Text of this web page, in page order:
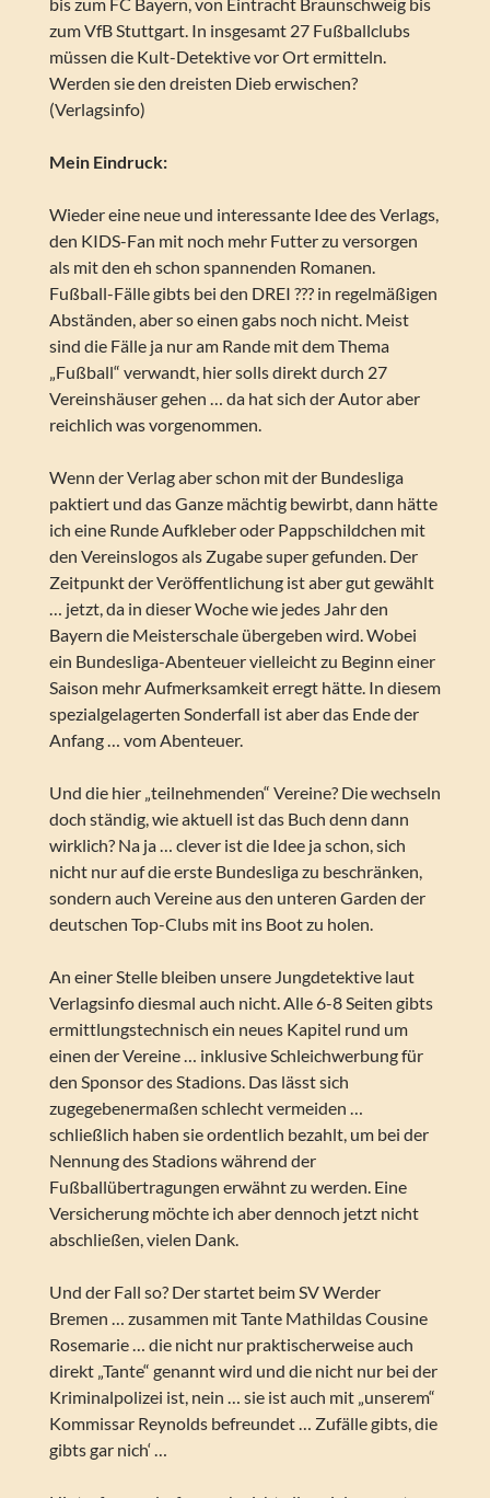
zum VfB Stuttgart. In insgesamt 27 Fußballclubs
müssen die Kult-Detektive vor Ort ermitteln.
Werden sie den dreisten Dieb erwischen?
(Verlagsinfo)
Mein Eindruck:
Wieder eine neue und interessante Idee des Verlags,
den KIDS-Fan mit noch mehr Futter zu versorgen
als mit den eh schon spannenden Romanen.
Fußball-Fälle gibts bei den DREI ??? in regelmäßigen
Abständen, aber so einen gabs noch nicht. Meist
sind die Fälle ja nur am Rande mit dem Thema
„Fußball“ verwandt, hier solls direkt durch 27
Vereinshäuser gehen … da hat sich der Autor aber
reichlich was vorgenommen.
Wenn der Verlag aber schon mit der Bundesliga
paktiert und das Ganze mächtig bewirbt, dann hätte
ich eine Runde Aufkleber oder Pappschildchen mit
den Vereinslogos als Zugabe super gefunden. Der
Zeitpunkt der Veröffentlichung ist aber gut gewählt
… jetzt, da in dieser Woche wie jedes Jahr den
Bayern die Meisterschale übergeben wird. Wobei
ein Bundesliga-Abenteuer vielleicht zu Beginn einer
Saison mehr Aufmerksamkeit erregt hätte. In diesem
spezialgelagerten Sonderfall ist aber das Ende der
Anfang … vom Abenteuer.
Und die hier „teilnehmenden“ Vereine? Die wechseln
doch ständig, wie aktuell ist das Buch denn dann
wirklich? Na ja … clever ist die Idee ja schon, sich
nicht nur auf die erste Bundesliga zu beschränken,
sondern auch Vereine aus den unteren Garden der
deutschen Top-Clubs mit ins Boot zu holen.
An einer Stelle bleiben unsere Jungdetektive laut
Verlagsinfo diesmal auch nicht. Alle 6-8 Seiten gibts
ermittlungstechnisch ein neues Kapitel rund um
einen der Vereine … inklusive Schleichwerbung für
den Sponsor des Stadions. Das lässt sich
zugegebenermaßen schlecht vermeiden …
schließlich haben sie ordentlich bezahlt, um bei der
Nennung des Stadions während der
Fußballübertragungen erwähnt zu werden. Eine
Versicherung möchte ich aber dennoch jetzt nicht
abschließen, vielen Dank.
Und der Fall so? Der startet beim SV Werder
Bremen … zusammen mit Tante Mathildas Cousine
Rosemarie … die nicht nur praktischerweise auch
direkt „Tante“ genannt wird und die nicht nur bei der
Kriminalpolizei ist, nein … sie ist auch mit „unserem“
Kommissar Reynolds befreundet … Zufälle gibts, die
gibts gar nich‘ …